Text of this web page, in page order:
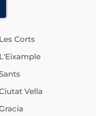
Corts
Vella